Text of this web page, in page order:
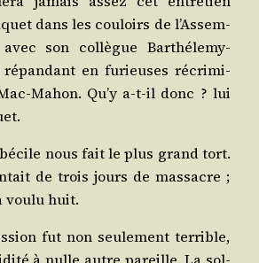
dans les cou­loirs de l’As­sem­
son col­lègue Bar­thé­le­my-
répan­dant en furieuses récri­mi­
Mahon. Qu’y a‑t-il donc ? lui
nous fait le plus grand tort.
de trois jours de mas­sacre ;
vou­lu huit.
fut non seule­ment ter­rible,